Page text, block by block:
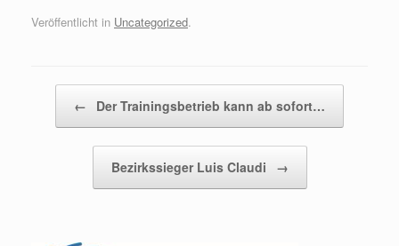
Veröffentlicht in Uncategorized.
← Der Trainingsbetrieb kann ab sofort…
Bezirkssieger Luis Claudi →